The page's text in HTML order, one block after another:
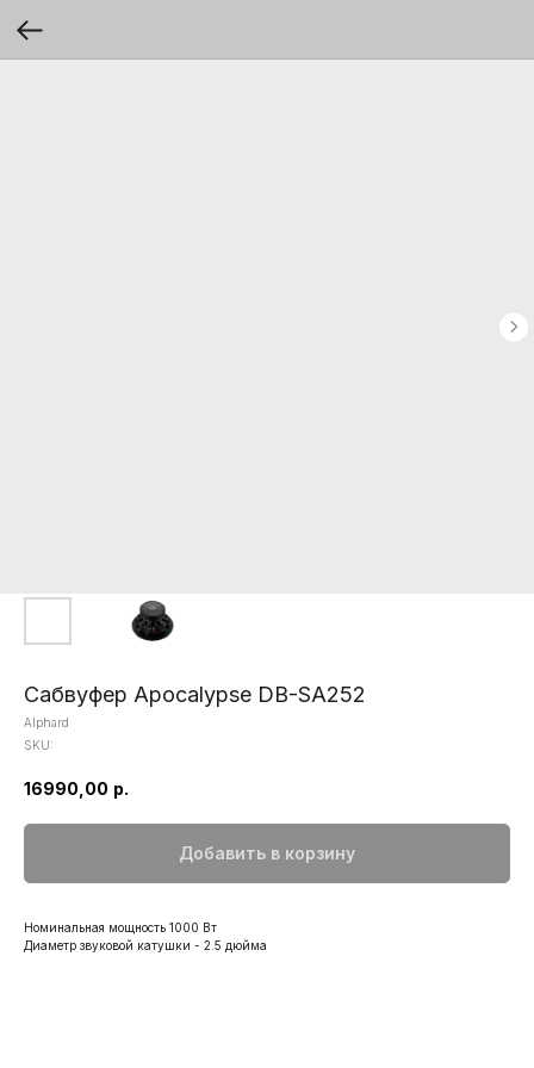
Сабвуфер Apocalypse DB-SA252
Alphard
SKU:
16990,00 р.
Добавить в корзину
Номинальная мощность 1000 Вт
Диаметр звуковой катушки - 2.5 дюйма